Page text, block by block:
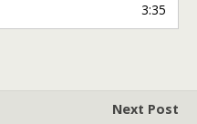
3:35
Next Post